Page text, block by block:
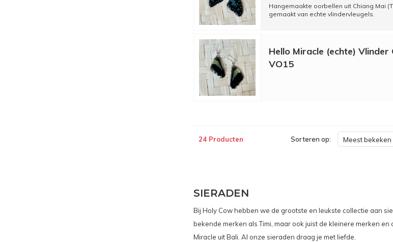
Hangemaakte oorbellen uit Chiang Mai
gemaakt van echte vlindervleugels.
Hello Miracle (echte) Vlinder
VO15
24 Producten Sorteren op: Meest bekeken
SIERADEN
Bij Holy Cow hebben we de grootste en leukste collectie aan
bekende merken als Timi, maar ook juist de kleinere merken en
Miracle uit Bali. Al onze sieraden draag je met liefde.